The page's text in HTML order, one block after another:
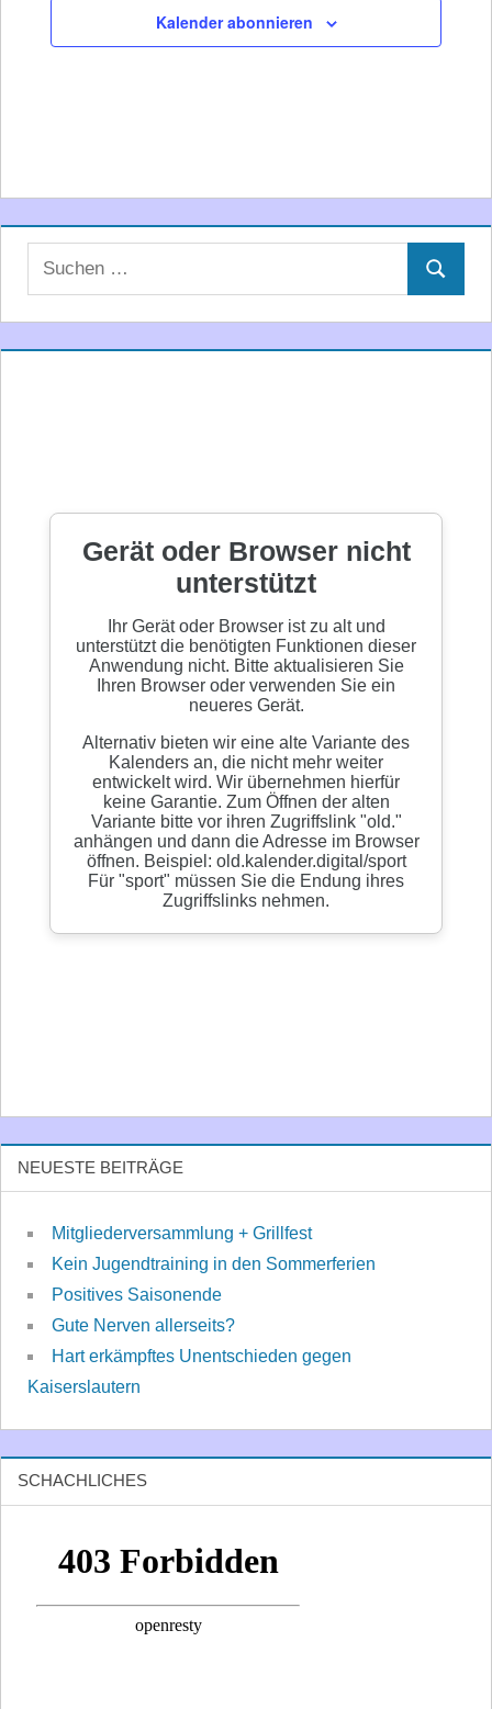
Kalender abonnieren
Suchen
NEUESTE BEITRÄGE
Mitgliederversammlung + Grillfest
Kein Jugendtraining in den Sommerferien
Positives Saisonende
Gute Nerven allerseits?
Hart erkämpftes Unentschieden gegen
Kaiserslautern
SCHACHLICHES